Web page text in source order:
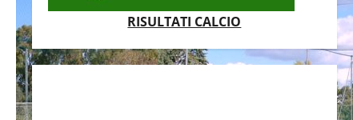
RISULTATI CALCIO